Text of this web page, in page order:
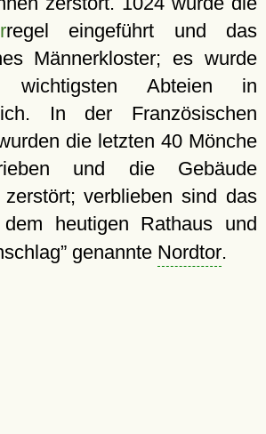
regel eingeführt und das
Männerkloster; es wurde
Abteien in
In der Französischen
die letzten 40 Mönche
und die Gebäude
zerstört; verblieben sind das
heutigen Rathaus und
genannte Nordtor.